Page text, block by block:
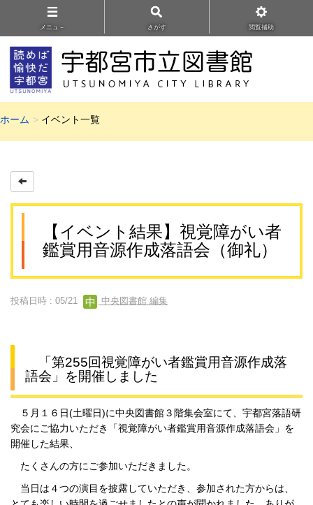
メニュ－ さがす 閲覧補助
ホーム イベント一覧
【イベント結果】視覚障がい者
鑑賞用音源作成落語会（御礼）
投稿日時 : 05/21 中央図書館 編集
「第255回視覚障がい者鑑賞用音源作成落
語会」を開催しました
５月１６日(土曜日)に中央図書館３階集会室にて、宇都宮落語研
究会にご協力いただき「視覚障がい者鑑賞用音源作成落語会」を
開催した結果、
たくさんの方にご参加いただきました。
当日は４つの演目を披露していただき、参加された方からは、